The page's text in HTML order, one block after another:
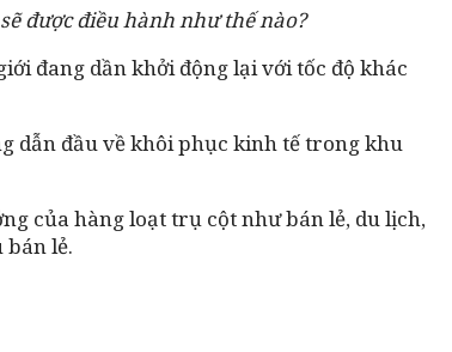
được điều hành như thế nào?
đang dần khởi động lại với tốc độ khác
dẫn đầu về khôi phục kinh tế trong khu
của hàng loạt trụ cột như bán lẻ, du lịch,
bán lẻ.